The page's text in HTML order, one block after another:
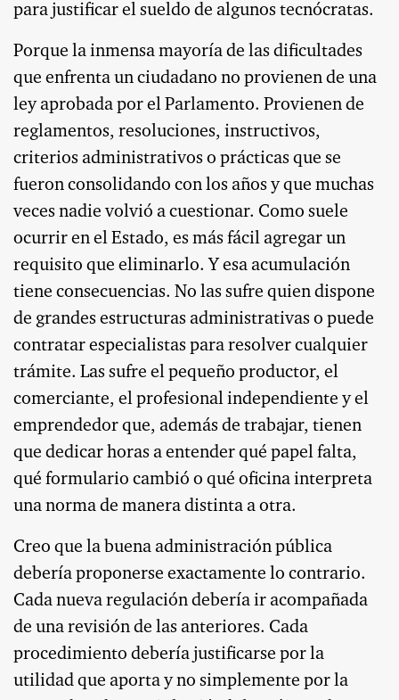
para justificar el sueldo de algunos tecnócratas.
Porque la inmensa mayoría de las dificultades
que enfrenta un ciudadano no provienen de una
ley aprobada por el Parlamento. Provienen de
reglamentos, resoluciones, instructivos,
criterios administrativos o prácticas que se
fueron consolidando con los años y que muchas
veces nadie volvió a cuestionar. Como suele
ocurrir en el Estado, es más fácil agregar un
requisito que eliminarlo. Y esa acumulación
tiene consecuencias. No las sufre quien dispone
de grandes estructuras administrativas o puede
contratar especialistas para resolver cualquier
trámite. Las sufre el pequeño productor, el
comerciante, el profesional independiente y el
emprendedor que, además de trabajar, tienen
que dedicar horas a entender qué papel falta,
qué formulario cambió o qué oficina interpreta
una norma de manera distinta a otra.
Creo que la buena administración pública
debería proponerse exactamente lo contrario.
Cada nueva regulación debería ir acompañada
de una revisión de las anteriores. Cada
procedimiento debería justificarse por la
utilidad que aporta y no simplemente por la